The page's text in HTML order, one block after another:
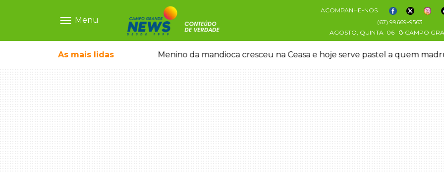
menu Menu
ACOMPANHE-NOS
(67) 99669-9563
AGOSTO, QUINTA 06 CAMPO
As mais lidas
falso e prende pai e filho Menino da mandioca cresceu na Ceasa e hoje serve pastel a quem